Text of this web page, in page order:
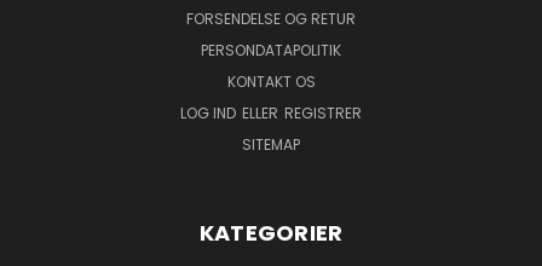
FORSENDELSE OG RETUR
PERSONDATAPOLITIK
KONTAKT OS
LOG IND ELLER REGISTRER
SITEMAP
KATEGORIER